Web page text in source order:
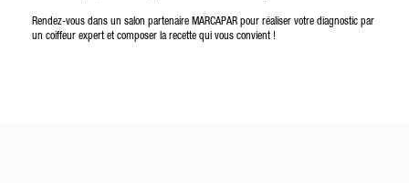
Rendez-vous dans un salon partenaire MARCAPAR pour réaliser votre diagnostic par
un coiffeur expert et composer la recette qui vous convient !